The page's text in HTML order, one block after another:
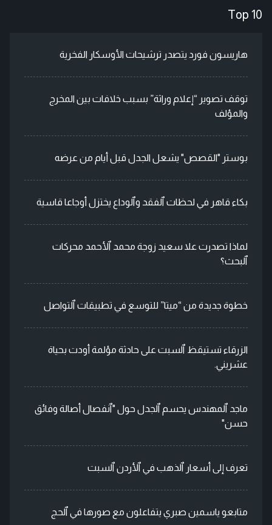
Top 10
هاريسون فورد يتصدر ترشيحات الأوسكار الفخرية
توقف تصوير “إعلام وراثة” بسبب خلافات بين المخرج
والمؤلف
بوستر "القصص" يشعل الجدل قبل أيام من عرضه
بكاء قاهر في لحظات ٱلفقد وٱلوداع يختزل أوجاعا قاسية
لماذا تصدرت علا سعيد زوجة محمد ٱلأحمد محركات
ٱلبحث؟
خطوة جديدة من “ميتا” للتوسع في تطبيقات ٱلتواصل
الزرقاء تستيقظ ٱلسبت على حادثة مؤلمة أودت بحياة
عشريني.
ماجد ٱلمهندس يحسم ٱلجدل حول "ٱنفصال أصالة وفائق
حسن"
تعرف إلى أسعار ٱلذهب في ٱلأردن ٱلسبت
متابعو ياسمين صبري يتفاعلون مع صورها في ٱلحج